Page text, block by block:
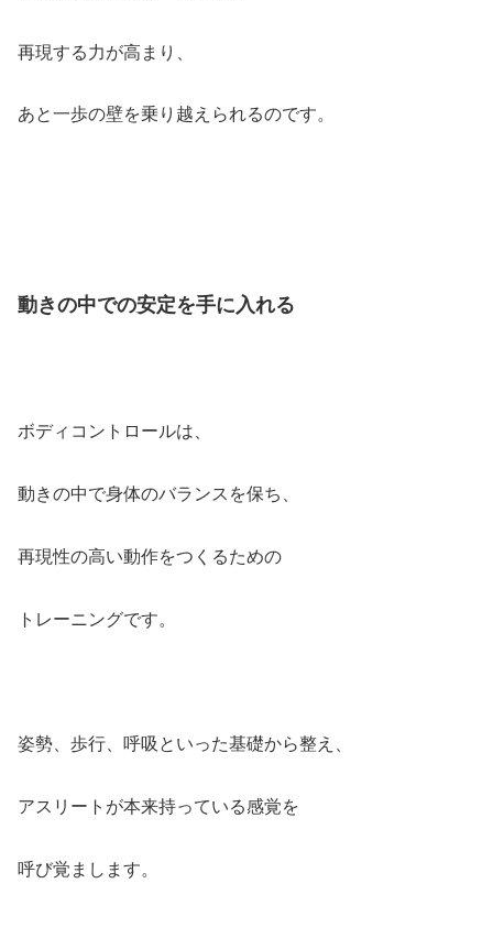
再現する力が高まり、
あと一歩の壁を乗り越えられるのです。
動きの中での安定を手に入れる
ボディコントロールは、
動きの中で身体のバランスを保ち、
再現性の高い動作をつくるための
トレーニングです。
姿勢、歩行、呼吸といった基礎から整え、
アスリートが本来持っている感覚を
呼び覚まします。